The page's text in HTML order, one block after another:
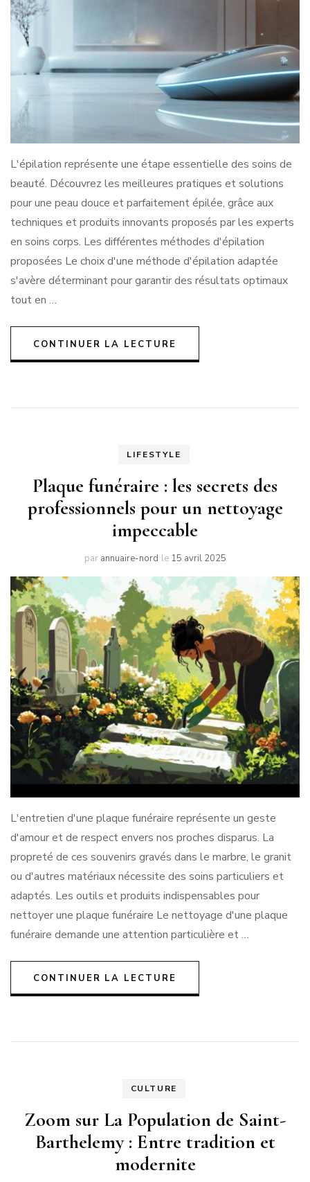
L'épilation représente une étape essentielle des soins de
beauté. Découvrez les meilleures pratiques et solutions
pour une peau douce et parfaitement épilée, grâce aux
techniques et produits innovants proposés par les experts
en soins corps. Les différentes méthodes d'épilation
proposées Le choix d'une méthode d'épilation adaptée
s'avère déterminant pour garantir des résultats optimaux
tout en …
CONTINUER LA LECTURE
LIFESTYLE
Plaque funéraire : les secrets des
professionnels pour un nettoyage
impeccable
par annuaire-nord le 15 avril 2025
L'entretien d'une plaque funéraire représente un geste
d'amour et de respect envers nos proches disparus. La
propreté de ces souvenirs gravés dans le marbre, le granit
ou d'autres matériaux nécessite des soins particuliers et
adaptés. Les outils et produits indispensables pour
nettoyer une plaque funéraire Le nettoyage d'une plaque
funéraire demande une attention particulière et …
CONTINUER LA LECTURE
CULTURE
Zoom sur La Population de Saint-
Barthelemy : Entre tradition et
modernite